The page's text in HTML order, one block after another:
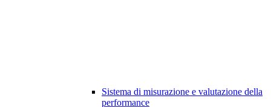
Sistema di misurazione e valutazione della
performance